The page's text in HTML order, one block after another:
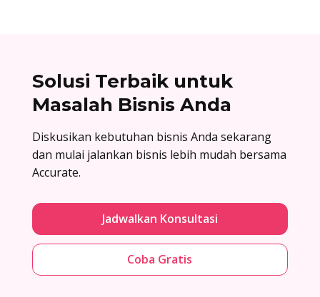
Solusi Terbaik untuk
Masalah Bisnis Anda
Diskusikan kebutuhan bisnis Anda sekarang
dan mulai jalankan bisnis lebih mudah bersama
Accurate.
Jadwalkan Konsultasi
Coba Gratis